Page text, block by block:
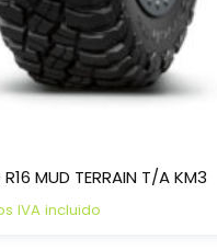
MUD TERRAIN T/A KM3
IVA incluido